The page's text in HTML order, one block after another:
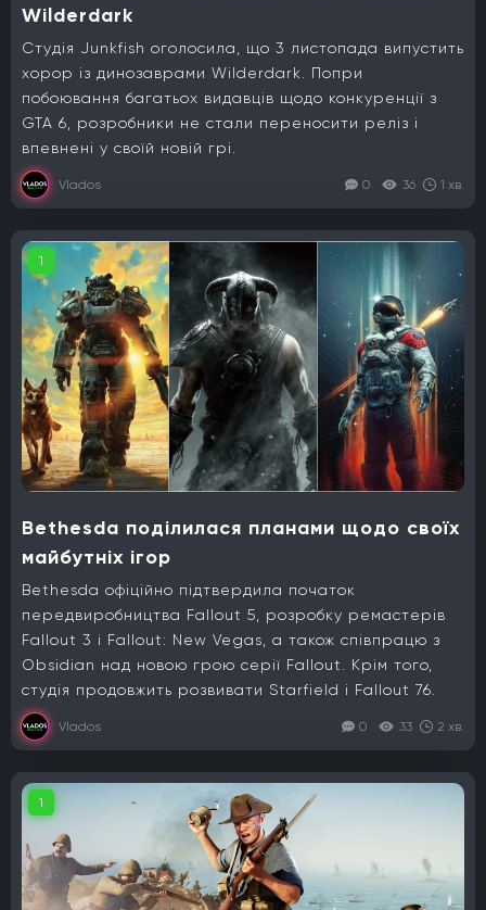
Wilderdark
Студія Junkfish оголосила, що 3 листопада випустить
хорор із динозаврами Wilderdark. Попри
побоювання багатьох видавців щодо конкуренції з
GTA 6, розробники не стали переносити реліз і
впевнені у своїй новій грі.
Vlados 0 36 1 хв.
1
Bethesda поділилася планами щодо своїх
майбутніх ігор
Bethesda офіційно підтвердила початок
передвиробництва Fallout 5, розробку ремастерів
Fallout 3 і Fallout: New Vegas, а також співпрацю з
Obsidian над новою грою серії Fallout. Крім того,
студія продовжить розвивати Starfield і Fallout 76.
Vlados 0 33 2 хв.
1